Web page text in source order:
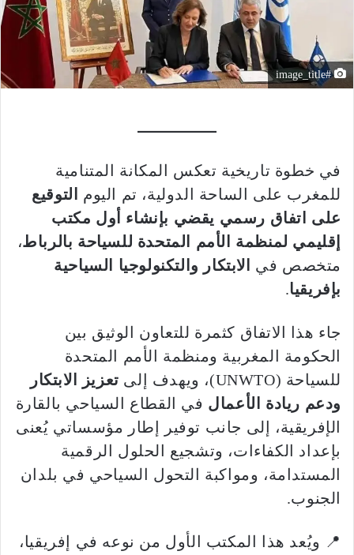
#image_title
في خطوة تاريخية تعكس المكانة المتنامية
للمغرب على الساحة الدولية، تم اليوم
التوقيع
على اتفاق رسمي يقضي بإنشاء أول مكتب
إقليمي لمنظمة الأمم المتحدة للسياحة بالرباط،
متخصص في
الابتكار والتكنولوجيا السياحية
بإفريقيا.
جاء هذا الاتفاق كثمرة للتعاون الوثيق بين
الحكومة المغربية ومنظمة الأمم المتحدة
للسياحة (UNWTO)، ويهدف إلى
تعزيز الابتكار
ودعم ريادة الأعمال في القطاع السياحي بالقارة
الإفريقية، إلى جانب توفير إطار مؤسساتي يُعنى
بإعداد الكفاءات، وتشجيع الحلول الرقمية
المستدامة، ومواكبة التحول السياحي في بلدان
الجنوب.
📍 ويُعد هذا المكتب الأول من نوعه في إفريقيا،